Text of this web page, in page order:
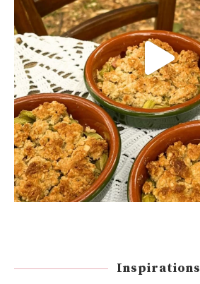
Inspirations